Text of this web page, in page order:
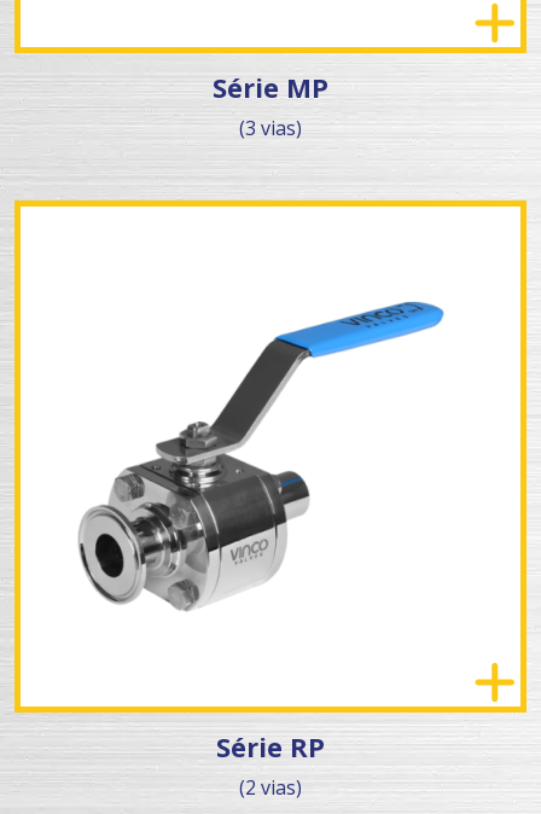
Série MP
(3 vias)
Série RP
(2 vias)